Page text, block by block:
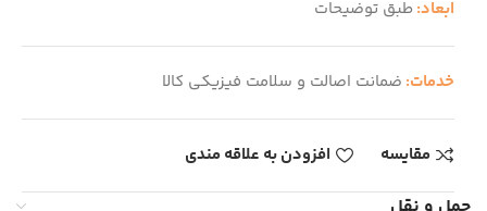
ابعاد: طبق توضیحات
خدمات: ضمانت اصالت و سلامت فیزیکی کالا
مقایسه افزودن به علاقه مندی